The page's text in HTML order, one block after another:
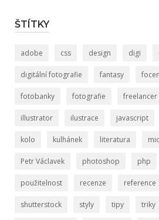
ŠTÍTKY
adobe css design digi
digitální fotografie fantasy
fotobanky fotografie freelancer
illustrator ilustrace javascript
kolo kulhánek literatura
Petr Václavek photoshop php
použitelnost recenze reference
shutterstock styly tipy triky